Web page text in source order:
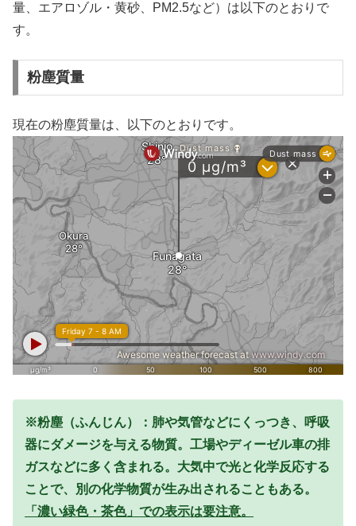
量、エアロゾル・黄砂、PM2.5など）は以下のとおりで
す。
粉塵質量
現在の粉塵質量は、以下のとおりです。
※粉塵（ふんじん）：肺や気管などにくっつき、呼吸
器にダメージを与える物質。工場やディーゼル車の排
ガスなどに多く含まれる。大気中で光と化学反応する
ことで、別の化学物質が生み出されることもある。
「濃い緑色・茶色」での表示は要注意。